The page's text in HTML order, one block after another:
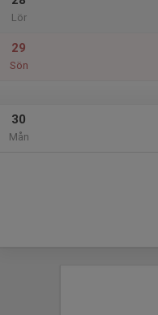
Lör
29
Sön
30
Mån